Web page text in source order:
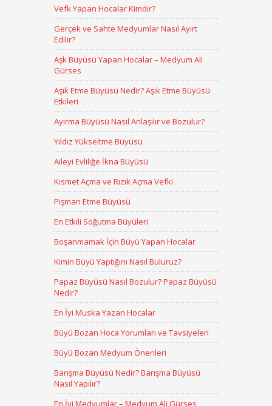
Vefk Yapan Hocalar Kimdir?
Gerçek ve Sahte Medyumlar Nasıl Ayırt
Edilir?
Aşk Büyüsü Yapan Hocalar – Medyum Ali
Gürses
Aşık Etme Büyüsü Nedir? Aşık Etme Büyüsü
Etkileri
Ayırma Büyüsü Nasıl Anlaşılır ve Bozulur?
Yıldız Yükseltme Büyüsü
Aileyi Evliliğe İkna Büyüsü
Kısmet Açma ve Rızık Açma Vefki
Pişman Etme Büyüsü
En Etkili Soğutma Büyüleri
Boşanmamak İçin Büyü Yapan Hocalar
Kimin Büyü Yaptığını Nasıl Buluruz?
Papaz Büyüsü Nasıl Bozulur? Papaz Büyüsü
Nedir?
En İyi Muska Yazan Hocalar
Büyü Bozan Hoca Yorumları ve Tavsiyeleri
Büyü Bozan Medyum Önerileri
Barışma Büyüsü Nedir? Barışma Büyüsü
Nasıl Yapılır?
En İyi Medyumlar – Medyum Ali Gürses